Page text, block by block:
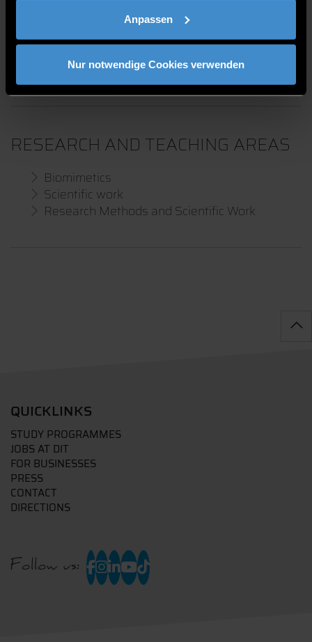
Anpassen
Nur notwendige Cookies verwenden
Manufactured Ecosystem, Nature4Nature, InnoBio,
SMARTvhb
RESEARCH AND TEACHING AREAS
Biomimetics
Scientific work
Research Methods and Scientific Work
QUICKLINKS
STUDY PROGRAMMES
JOBS AT DIT
FOR BUSINESSES
PRESS
CONTACT
DIRECTIONS
Follow us: